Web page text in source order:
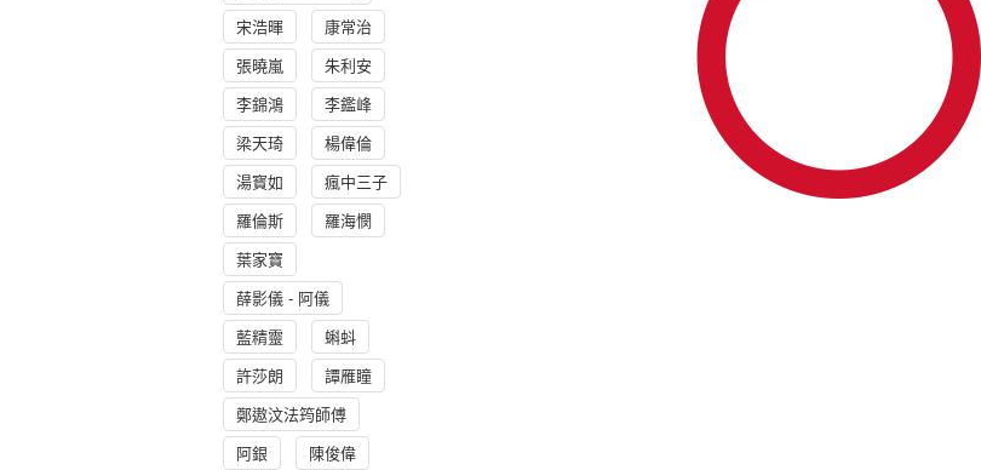
宋浩暉 康常治
張曉嵐 朱利安
李錦鴻 李鑑峰
梁天琦 楊偉倫
湯寳如 瘋中三子
羅倫斯 羅海憫
葉家寶
薛影儀 - 阿儀
藍精靈 蝌蚪
許莎朗 譚雁瞳
鄭遨汶法筠師傅
阿銀 陳俊偉